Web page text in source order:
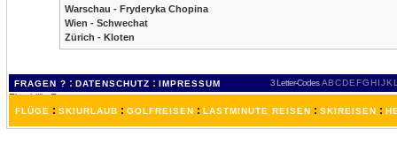
Warschau - Fryderyka Chopina
Wien - Schwechat
Zürich - Kloten
FRAGEN ? : DATENSCHUTZ : IMPRESSUM 3 Letter-Codes ABCDEFGH IJKL
FLÜGE : SKIURLAUB : GOLFREISEN : LASTMINUTE REISEN : SKIREISEN :